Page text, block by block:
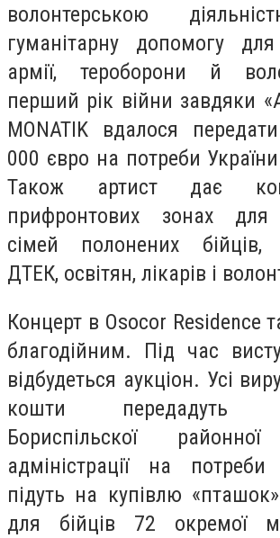
волонтерською
гуманітарну допомогу для
армії, тероборони й
перший рік війни завдяки
MONATIK вдалося
000 євро на потреби України
Також артист дає
прифронтових зонах для
сімей полонених бійців,
ДТЕК, освітян, лікарів і
Концерт в Osocor Residence
благодійним. Під час
відбудеться аукціон. Усі
кошти передадуть
Бориспільскої районної
адміністрації на
підуть на купівлю
для бійців 72 окремої